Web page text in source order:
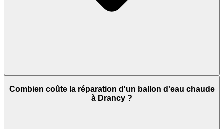
Combien coûte la réparation d'un ballon d'eau chaude
à Drancy ?